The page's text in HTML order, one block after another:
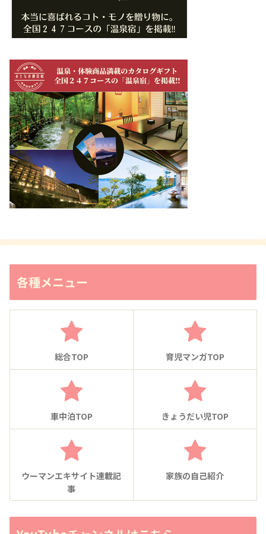
各種メニュー
総合TOP 育児マンガTOP
車中泊TOP きょうだい児TOP
ウーマンエキサイト連載記
事
家族の自己紹介